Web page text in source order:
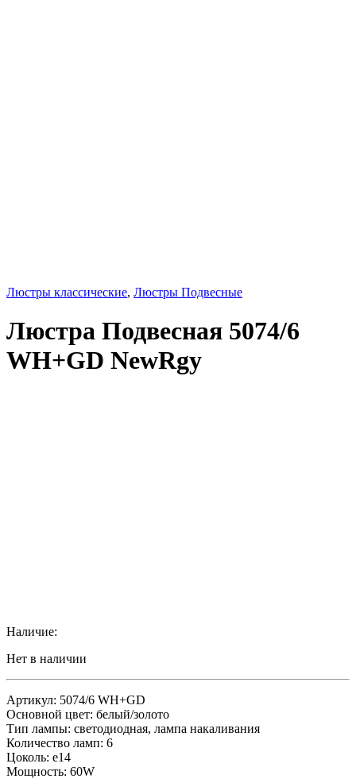
Люстры классические, Люстры Подвесные
Люстра Подвесная 5074/6
WH+GD NewRgy
Наличие:
Нет в наличии
Артикул: 5074/6 WH+GD
Основной цвет: белый/золото
Тип лампы: светодиодная, лампа накаливания
Количество ламп: 6
Цоколь: e14
Мощность: 60W